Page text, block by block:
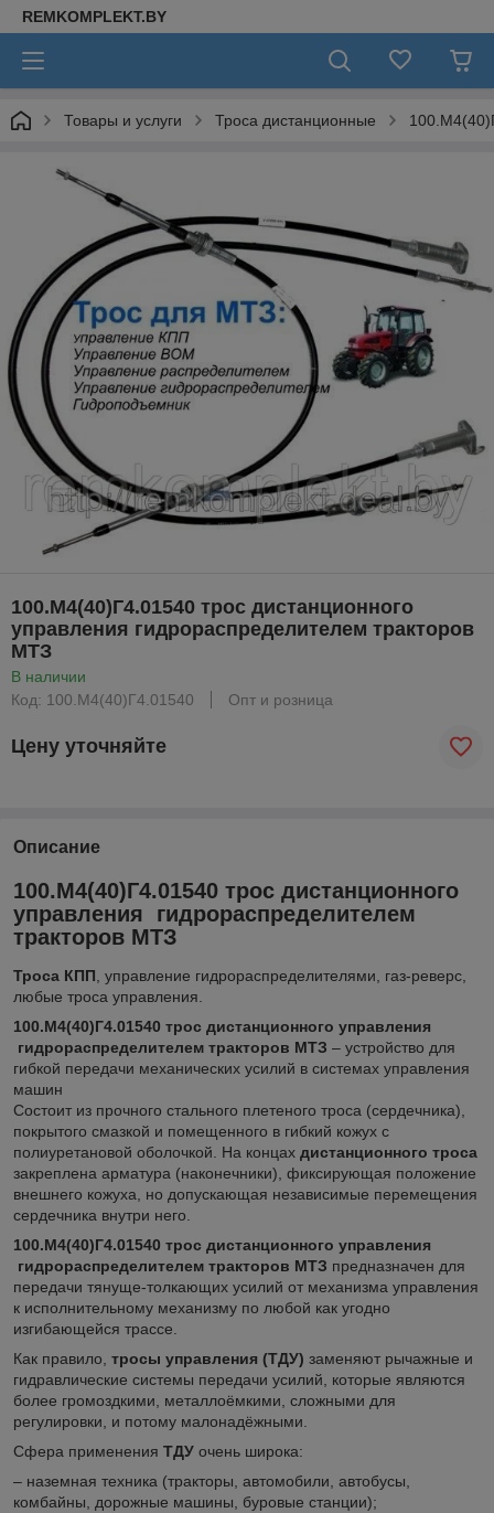
REMKOMPLEKT.BY
Товары и услуги Троса дистанционные
100.М4(40)Г4.01540 трос дистанционного
управления гидрораспределителем тракторов
МТЗ
В наличии
Код: 100.М4(40)Г4.01540
Опт и розница
Цену уточняйте
Описание
100.М4(40)Г4.01540 трос дистанционного
управления гидрораспределителем
тракторов МТЗ
Троса КПП, управление гидрораспределителями, газ-реверс,
любые троса управления.
100.М4(40)Г4.01540 трос дистанционного управления
гидрораспределителем тракторов МТЗ – устройство для
гибкой передачи механических усилий в системах управления
машин
Состоит из прочного стального плетеного троса (сердечника),
покрытого смазкой и помещенного в гибкий кожух с
полиуретановой оболочкой. На концах дистанционного троса
закреплена арматура (наконечники), фиксирующая положение
внешнего кожуха, но допускающая независимые перемещения
сердечника внутри него.
100.М4(40)Г4.01540 трос дистанционного управления
гидрораспределителем тракторов МТЗ предназначен для
передачи тянуще-толкающих усилий от механизма управления
к исполнительному механизму по любой как угодно
изгибающейся трассе.
Как правило, тросы управления (ТДУ) заменяют рычажные и
гидравлические системы передачи усилий, которые являются
более громоздкими, металлоёмкими, сложными для
регулировки, и потому малонадёжными.
Сфера применения ТДУ очень широка:
– наземная техника (тракторы, автомобили, автобусы,
комбайны, дорожные машины, буровые станции);